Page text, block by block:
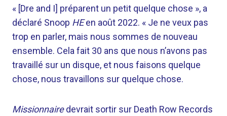
« [Dre and I] préparent un petit quelque chose », a
déclaré Snoop HEen août 2022. « Je ne veux pas
trop en parler, mais nous sommes de nouveau
ensemble. Cela fait 30 ans que nous n’avons pas
travaillé sur un disque, et nous faisons quelque
chose, nous travaillons sur quelque chose.
Missionnairedevrait sortir sur Death Row Records